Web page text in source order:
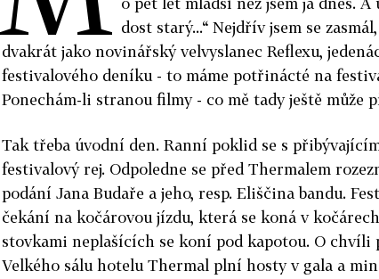
dost starý...“ Nejdřív jsem se
dvakrát jako novinářský velvyslanec Reflexu,
festivalového deníku - to máme potřinácté na
Ponechám-li stranou filmy - co mě tady ještě může
Tak třeba úvodní den. Ranní poklid se s
festivalový rej. Odpoledne se před Thermalem
podání Jana Budaře a jeho, resp. Eliščina bandu.
čekání na kočárovou jízdu, která se koná v
stovkami neplašících se koní pod kapotou. O chvíli
Velkého sálu hotelu Thermal plní hosty v gala a